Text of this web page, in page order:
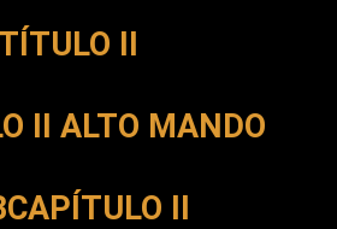
TÍTULO II
II ALTO MANDO
II